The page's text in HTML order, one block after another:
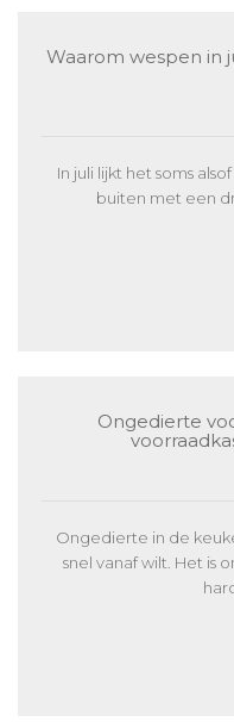
Waarom wespen in
In juli lijkt het soms
buiten met een
Ongedierte
Ongedierte in de
snel vanaf wilt. Het is